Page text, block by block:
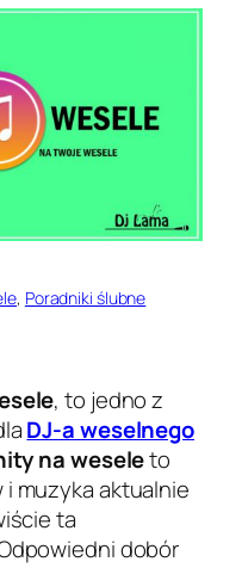
, Poradniki ślubne
, to jedno z
DJ-a weselnego
na weseleto
muzyka aktualnie
ta
dobór